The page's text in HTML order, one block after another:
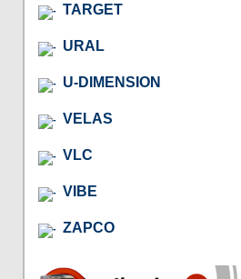
TARGET
URAL
U-DIMENSION
VELAS
VLC
VIBE
ZAPCO